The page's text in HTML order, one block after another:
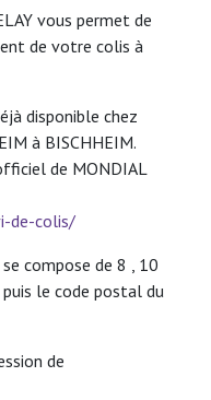
vous permet de
de votre colis à
disponible chez
à BISCHHEIM.
de MONDIAL
de-colis/
compose de 8 , 10
le code postal du
de